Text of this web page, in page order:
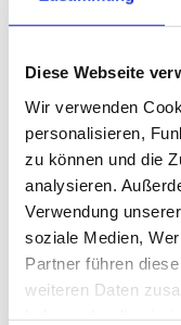
Diese Webseite
Wir verwenden
personalisieren,
zu können und die
analysieren.
Verwendung
soziale Medien,
Partner führen
weiteren Daten
Food Solutions GmbH“.
Der
Vertriebsleiter. Antonio
den Vertrieb der
Unternehmen ist
Markt in Deutschland.
den Vertrieb im
Management in